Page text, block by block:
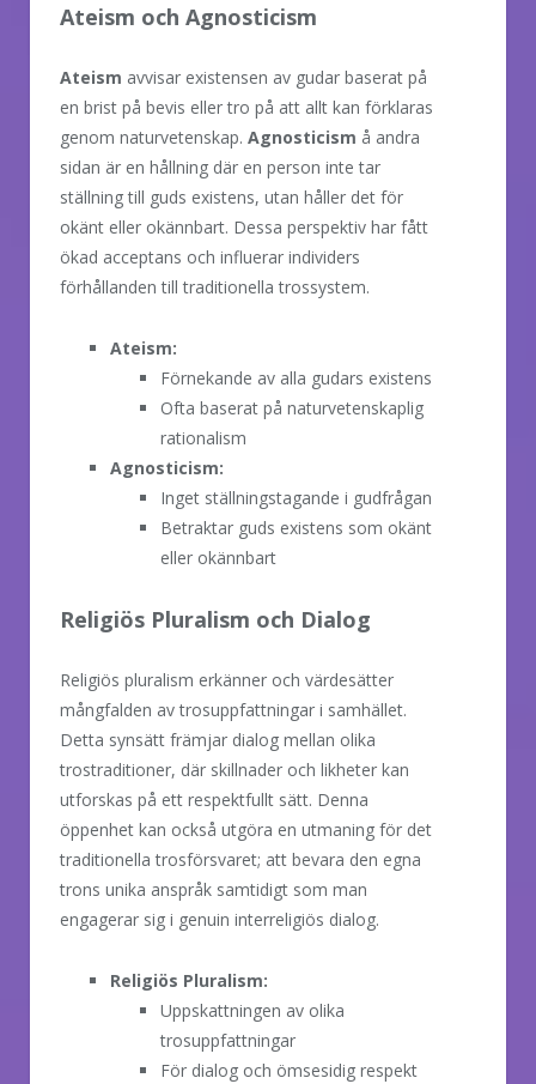
Ateism och Agnosticism
Ateism avvisar existensen av gudar baserat på
en brist på bevis eller tro på att allt kan förklaras
genom naturvetenskap. Agnosticism å andra
sidan är en hållning där en person inte tar
ställning till guds existens, utan håller det för
okänt eller okännbart. Dessa perspektiv har fått
ökad acceptans och influerar individers
förhållanden till traditionella trossystem.
Ateism:
Förnekande av alla gudars existens
Ofta baserat på naturvetenskaplig
rationalism
Agnosticism:
Inget ställningstagande i gudfrågan
Betraktar guds existens som okänt
eller okännbart
Religiös Pluralism och Dialog
Religiös pluralism erkänner och värdesätter
mångfalden av trosuppfattningar i samhället.
Detta synsätt främjar dialog mellan olika
trostraditioner, där skillnader och likheter kan
utforskas på ett respektfullt sätt. Denna
öppenhet kan också utgöra en utmaning för det
traditionella trosförsvaret; att bevara den egna
trons unika anspråk samtidigt som man
engagerar sig i genuin interreligiös dialog.
Religiös Pluralism:
Uppskattningen av olika
trosuppfattningar
För dialog och ömsesidig respekt